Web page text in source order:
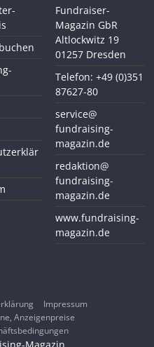
Fundraiser-
Magazin GbR
Altlockwitz 19
01257 Dresden
Telefon: +49 (0)351
87627-80
service@
fundraising-
magazin.de
redaktion@
fundraising-
magazin.de
www.fundraising-
magazin.de
Impressum
Anzeigenpreise